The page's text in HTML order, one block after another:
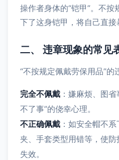
操作者身体的“铠甲”。不
下了这身铠甲，将自己直接
二、 违章现象的常见
“不按规定佩戴劳保用品”的
完全不佩戴 ：嫌麻烦、图
不了事”的侥幸心理。
不正确佩戴 ：如安全帽不
夹、手套类型用错等，使
失效。